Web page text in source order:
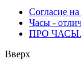
Согласие
Часы -
ПРО ЧАСЫ.
Вверх